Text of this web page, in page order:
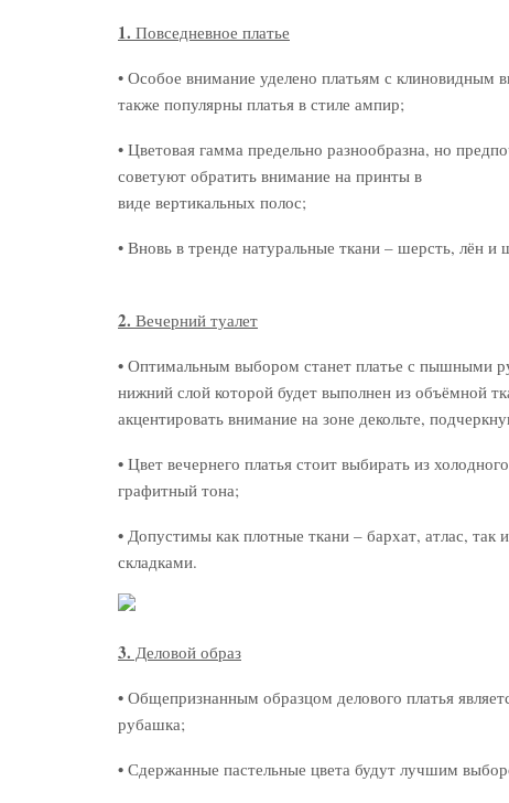
1. Повседневное платье
• Особое внимание уделено платьям с
также популярны платья в стиле ампир;
• Цветовая гамма предельно разнообразна, но
советуют обратить внимание на принты в
виде вертикальных полос;
• Вновь в тренде натуральные ткани – шерсть, лён и
2. Вечерний туалет
• Оптимальным выбором станет платье с пышными
нижний слой которой будет выполнен из объёмной
акцентировать внимание на зоне декольте,
• Цвет вечернего платья стоит выбирать из
графитный тона;
• Допустимы как плотные ткани – бархат, атлас,
складками.
3. Деловой образ
• Общепризнанным образцом делового платья
рубашка;
• Сдержанные пастельные цвета будут лучшим